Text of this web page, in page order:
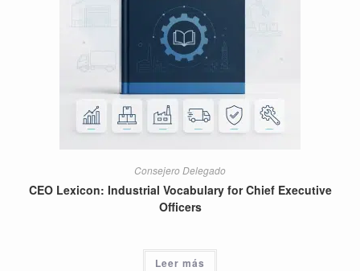
Consejero Delegado
CEO Lexicon: Industrial Vocabulary for Chief Executive
Officers
Leer más